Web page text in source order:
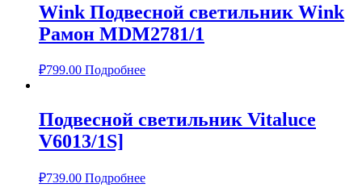
Wink Подвесной светильник Wink
Рамон MDM2781/1
₽799.00 Подробнее
Подвесной светильник Vitaluce
V6013/1S]
₽739.00 Подробнее